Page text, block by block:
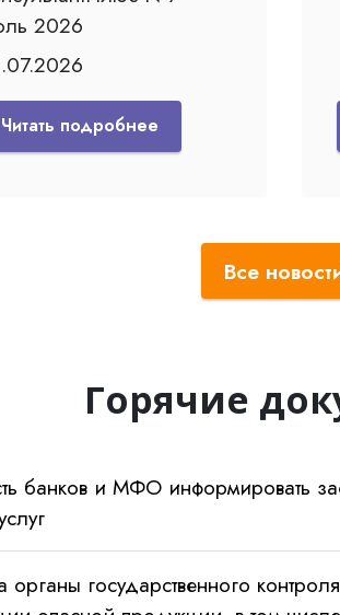
2026
Читать подробнее
Все
Горячие
банков и МФО информировать
государственного